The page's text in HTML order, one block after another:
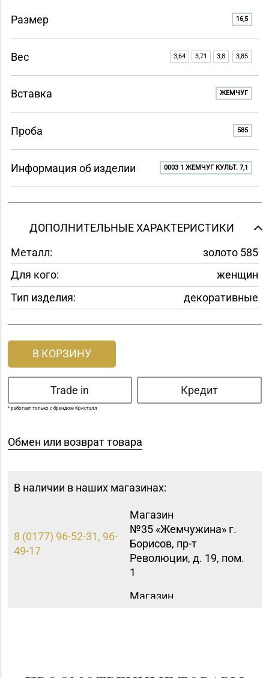
Размер 16,5
Вес 3,64 3,71 3,8 3,85
Вставка ЖЕМЧУГ
Проба 585
Информация об изделии 0003 1 ЖЕМЧУГ КУЛЬТ. 7,1
ДОПОЛНИТЕЛЬНЫЕ ХАРАКТЕРИСТИКИ
Металл:
золото 585
Для кого:
женщин
Тип изделия:
декоративные
В КОРЗИНУ
Trade in Кредит
* работает только с брендом Кристалл
Обмен или возврат товара
В наличии в наших магазинах:
8 (0177) 96-52-31, 96-
49-17
Магазин
№35 «Жемчужина» г.
Борисов, пр-т
Революции, д. 19, пом.
1
Магазин